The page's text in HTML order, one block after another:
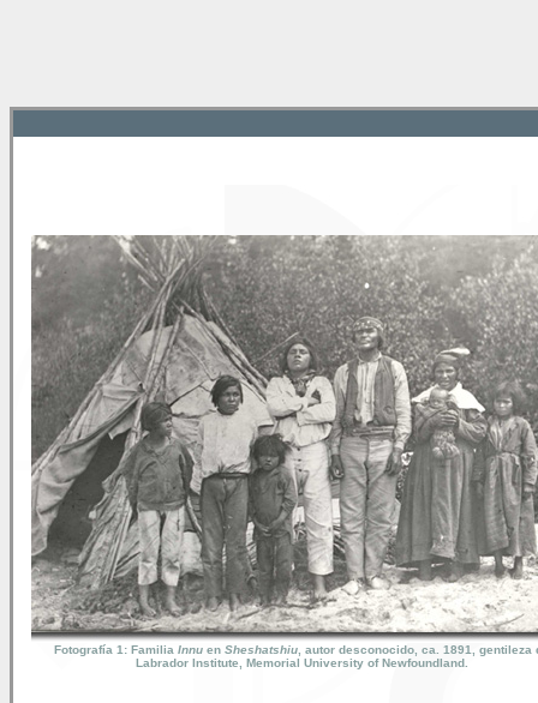
Fotografía 1: Familia Innuen Sheshatshiu, autor desconocido, ca. 1891, gentileza
Labrador Institute, Memorial University of Newfoundland.